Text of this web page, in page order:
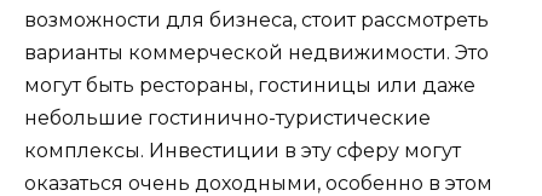
возможности для бизнеса, стоит рассмотреть
варианты коммерческой недвижимости. Это
могут быть рестораны, гостиницы или даже
небольшие гостинично-туристические
комплексы. Инвестиции в эту сферу могут
оказаться очень доходными, особенно в этом